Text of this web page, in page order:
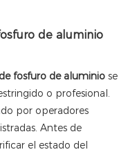
de aluminio
fosfuro de aluminio se
o profesional.
por operadores
Antes de
el estado del